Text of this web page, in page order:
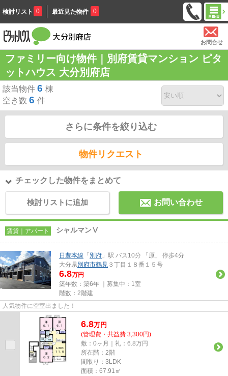
検討リスト 0 最近見た物件 0
お問合せ
ファミリー向け物件｜別府賃貸マンション ピタ
ットハウス 大分別府店
該当物件 6 棟
空き数 6 件
さらに条件を絞り込む
物件リクエスト
チェックした物件をまとめて
検討リストに追加 お問い合わせ
賃貸｜アパート シャルマンⅤ
日豊本線 「 別府 」駅 バス10分 「原」 停歩4分
大分県別府市鶴見 ３丁目１８番１５号
6.8万円
築年数：築6年 ｜募集中： 1室
階数：2階建
人気物件に空室出ました！
6.8万円
(管理費・共益費 3,300円)
敷：0ヶ月｜礼：6.8万円
所在階：2階
間取り：3LDK
面積：67.91㎡